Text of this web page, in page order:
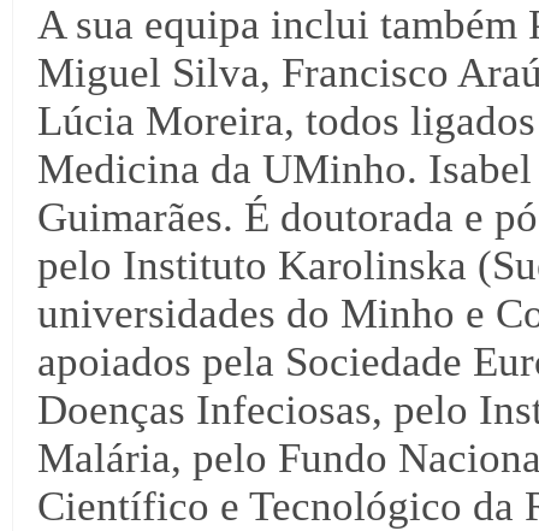
A sua equipa inclui também
Miguel Silva, Francisco
Lúcia Moreira, todos
Medicina da UMinho. Isabel
Guimarães. É doutorada e
pelo Instituto Karolinska
universidades do Minho e
apoiados pela Sociedade
Doenças Infeciosas, pelo
Malária, pelo Fundo
Científico e Tecnológico da